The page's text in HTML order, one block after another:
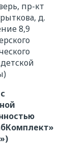
пр-кт
д.
8,9